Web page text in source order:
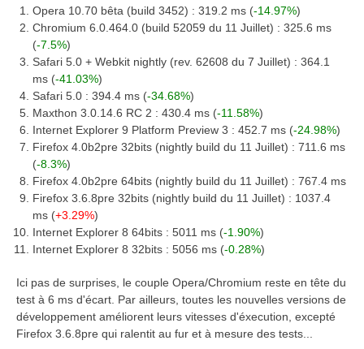
Opera 10.70 bêta (build 3452) : 319.2 ms (-14.97%)
Chromium 6.0.464.0 (build 52059 du 11 Juillet) : 325.6 ms
(-7.5%)
Safari 5.0 + Webkit nightly (rev. 62608 du 7 Juillet) : 364.1
ms (-41.03%)
Safari 5.0 : 394.4 ms (-34.68%)
Maxthon 3.0.14.6 RC 2 : 430.4 ms (-11.58%)
Internet Explorer 9 Platform Preview 3 : 452.7 ms (-24.98%)
Firefox 4.0b2pre 32bits (nightly build du 11 Juillet) : 711.6 ms
(-8.3%)
Firefox 4.0b2pre 64bits (nightly build du 11 Juillet) : 767.4 ms
Firefox 3.6.8pre 32bits (nightly build du 11 Juillet) : 1037.4
ms (+3.29%)
Internet Explorer 8 64bits : 5011 ms (-1.90%)
Internet Explorer 8 32bits : 5056 ms (-0.28%)
Ici pas de surprises, le couple Opera/Chromium reste en tête du
test à 6 ms d'écart. Par ailleurs, toutes les nouvelles versions de
développement améliorent leurs vitesses d'éxecution, excepté
Firefox 3.6.8pre qui ralentit au fur et à mesure des tests...